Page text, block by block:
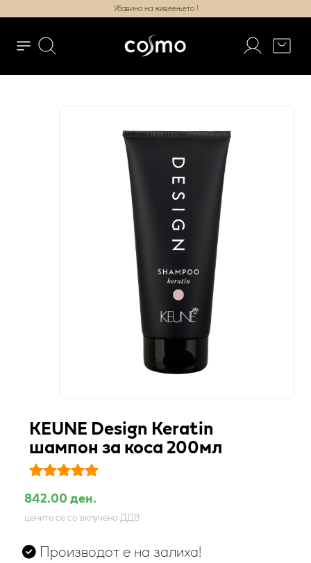
Убавина на живеењето !
KEUNE Design Keratin
шампон за коса 200мл
842.00 ден.
цените се со вклучено ДДВ
Производот е на залиха!